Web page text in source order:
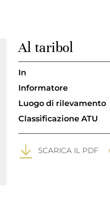
Al taribol
In
Informatore
Luogo di rilevamento
Classificazione ATU
SCARICA IL PDF